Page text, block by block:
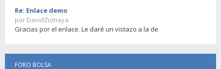
Re: Enlace demo
por DavidZumaya
Gracias por el enlace. Le daré un vistazo a la de
FORO BOLSA